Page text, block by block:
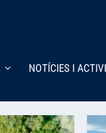
NOTÍCIES I